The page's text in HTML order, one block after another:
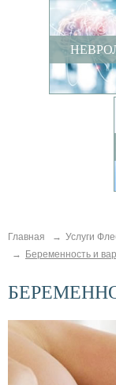
Главная
Услуги
Беременность и